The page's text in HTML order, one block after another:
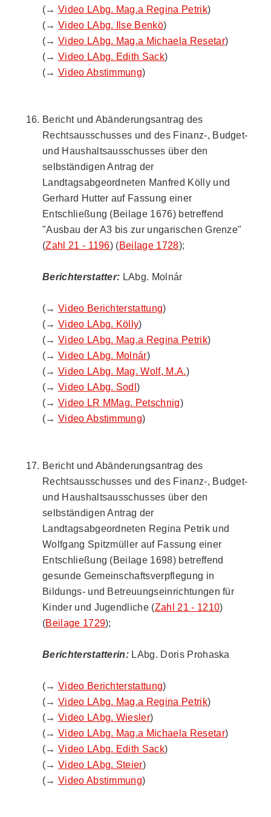
(→ Video LAbg. Mag.a Regina Petrik)
(→ Video LAbg. Ilse Benkö)
(→ Video LAbg. Mag.a Michaela Resetar)
(→ Video LAbg. Edith Sack)
(→ Video Abstimmung)
Bericht und Abänderungsantrag des
Rechtsausschusses und des Finanz-, Budget-
und Haushaltsausschusses über den
selbständigen Antrag der
Landtagsabgeordneten Manfred Kölly und
Gerhard Hutter auf Fassung einer
Entschließung (Beilage 1676) betreffend
"Ausbau der A3 bis zur ungarischen Grenze"
(Zahl 21 - 1196) (Beilage 1728);
Berichterstatter: LAbg. Molnár
(→ Video Berichterstattung)
(→ Video LAbg. Kölly)
(→ Video LAbg. Mag.a Regina Petrik)
(→ Video LAbg. Molnár)
(→ Video LAbg. Mag. Wolf, M.A.)
(→ Video LAbg. Sodl)
(→ Video LR MMag. Petschnig)
(→ Video Abstimmung)
Bericht und Abänderungsantrag des
Rechtsausschusses und des Finanz-, Budget-
und Haushaltsausschusses über den
selbständigen Antrag der
Landtagsabgeordneten Regina Petrik und
Wolfgang Spitzmüller auf Fassung einer
Entschließung (Beilage 1698) betreffend
gesunde Gemeinschaftsverpflegung in
Bildungs- und Betreuungseinrichtungen für
Kinder und Jugendliche (Zahl 21 - 1210)
(Beilage 1729);
Berichterstatterin: LAbg. Doris Prohaska
(→ Video Berichterstattung)
(→ Video LAbg. Mag.a Regina Petrik)
(→ Video LAbg. Wiesler)
(→ Video LAbg. Mag.a Michaela Resetar)
(→ Video LAbg. Edith Sack)
(→ Video LAbg. Steier)
(→ Video Abstimmung)